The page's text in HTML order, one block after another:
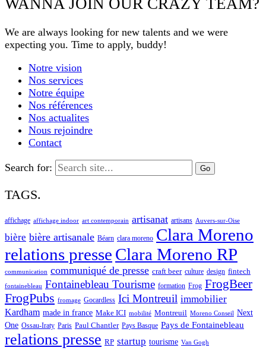
WANNA JOIN OUR CRAZY TEAM?
We are always looking for new talents and we were
expecting you. Time to apply, buddy!
Notre vision
Nos services
Notre équipe
Nos références
Nos actualites
Nous rejoindre
Contact
Search for:
TAGS.
affichage affichage indoor art contemporain artisanat artisans Auvers-sur-Oise
bière bière artisanale Béarn clara moreno Clara Moreno
relations presse Clara Moreno RP
communication communiqué de presse craft beer culture design fintech
fontainebleau Fontainebleau Tourisme formation Frog FrogBeer
FrogPubs fromage Gocardless Ici Montreuil immobilier
Kardham made in france Make ICI mobilité Montreuil Moreno Conseil Next
One Ossau-Iraty Paris Paul Chantler Pays Basque Pays de Fontainebleau
relations presse RP startup tourisme Van Gogh